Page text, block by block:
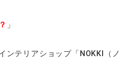
」
ンテリアショップ「NOKKI（